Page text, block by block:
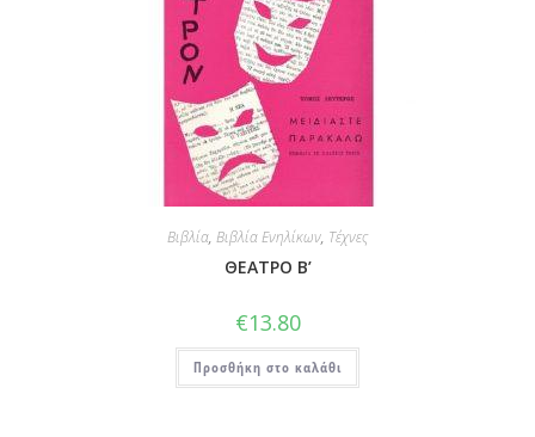
Βιβλία, Βιβλία Ενηλίκων, Τέχνες
ΘΕΑΤΡΟ Β’
€13.80
Προσθήκη στο καλάθι